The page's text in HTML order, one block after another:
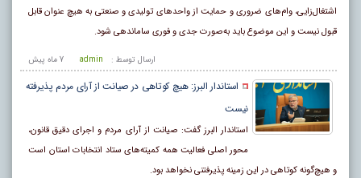
اشتغال‌زایی، وام‌های ضروری و حمایت از واحدهای تولیدی و صنعتی به هیچ عنوان قابل
قبول نیست و این موضوع باید به‌صورت جدی و فوری ساماندهی شود.
7 ماه پيش ارسال توسط : admin
استاندار البرز: هیچ کوتاهی در صیانت از آرای مردم پذیرفته
نیست
استاندار البرز گفت: صیانت از آرای مردم و اجرای دقیق قانون،
محور اصلی فعالیت همه کمیته‌های ستاد انتخابات استان است
و هیچ‌گونه کوتاهی در این زمینه پذیرفتنی نخواهد بود.